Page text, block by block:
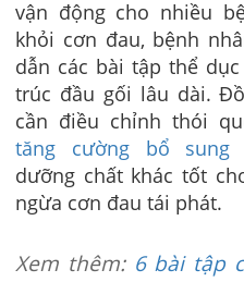
vận động cho nhiều
khỏi cơn đau, bệnh
dẫn các bài tập thể
trúc đầu gối lâu dài.
cần điều chỉnh thói
tăng cường bổ sung
dưỡng chất khác tốt
ngừa cơn đau tái phát.
Xem thêm: 6 bài tập